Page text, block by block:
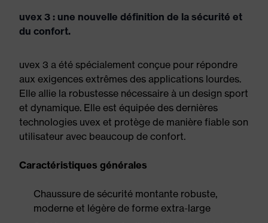
uvex 3 : une nouvelle définition de la sécurité et
du confort.
uvex 3 a été spécialement conçue pour répondre
aux exigences extrêmes des applications lourdes.
Elle allie la robustesse nécessaire à un design sport
et dynamique. Elle est équipée des dernières
technologies uvex et protège de manière fiable son
utilisateur avec beaucoup de confort.
Caractéristiques générales
Chaussure de sécurité montante robuste,
moderne et légère de forme extra-large